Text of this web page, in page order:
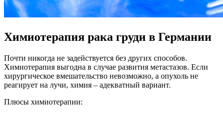
Химиотерапия рака груди в Германии
Почти никогда не задействуется без других способов.
Химиотерапия выгодна в случае развития метастазов. Если
хирургическое вмешательство невозможно, а опухоль не
реагирует на лучи, химия – адекватный вариант.
Плюсы химиотерапии: